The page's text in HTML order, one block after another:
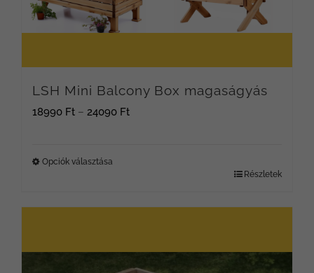
LSH Mini Balcony Box magaságyás
18990 Ft – 24090 FtÁrtartomány:
Opciók választása
több
Részletek